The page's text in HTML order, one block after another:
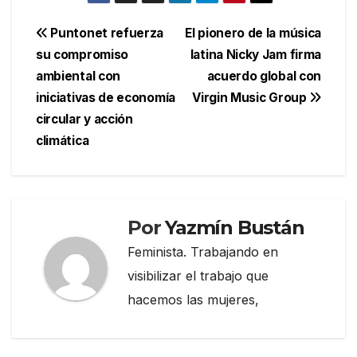
Navegación
de
entradas
El pionero de la música
latina Nicky Jam firma
acuerdo global con
Virgin Music Group
Puntonet refuerza
su compromiso
ambiental con
iniciativas de economía
circular y acción
climática
PorYazmín Bustán
Feminista. Trabajando en
visibilizar el trabajo que
hacemos las mujeres,